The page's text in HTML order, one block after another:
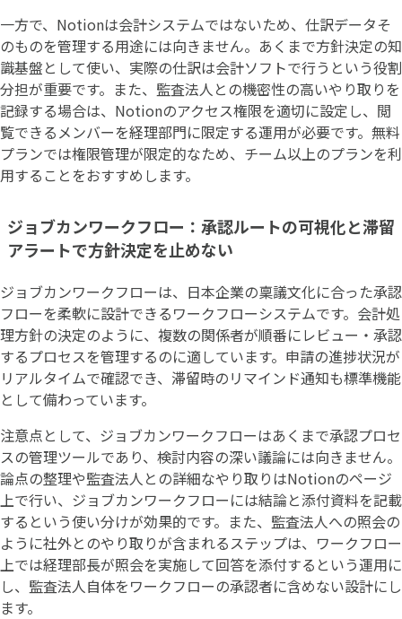
一方で、Notionは会計システムではないため、仕訳データそ
のものを管理する用途には向きません。あくまで方針決定の知
識基盤として使い、実際の仕訳は会計ソフトで行うという役割
分担が重要です。また、監査法人との機密性の高いやり取りを
記録する場合は、Notionのアクセス権限を適切に設定し、閲
覧できるメンバーを経理部門に限定する運用が必要です。無料
プランでは権限管理が限定的なため、チーム以上のプランを利
用することをおすすめします。
ジョブカンワークフロー：承認ルートの可視化と滞留
アラートで方針決定を止めない
ジョブカンワークフローは、日本企業の稟議文化に合った承認
フローを柔軟に設計できるワークフローシステムです。会計処
理方針の決定のように、複数の関係者が順番にレビュー・承認
するプロセスを管理するのに適しています。申請の進捗状況が
リアルタイムで確認でき、滞留時のリマインド通知も標準機能
として備わっています。
注意点として、ジョブカンワークフローはあくまで承認プロセ
スの管理ツールであり、検討内容の深い議論には向きません。
論点の整理や監査法人との詳細なやり取りはNotionのページ
上で行い、ジョブカンワークフローには結論と添付資料を記載
するという使い分けが効果的です。また、監査法人への照会の
ように社外とのやり取りが含まれるステップは、ワークフロー
上では経理部長が照会を実施して回答を添付するという運用に
し、監査法人自体をワークフローの承認者に含めない設計にし
ます。